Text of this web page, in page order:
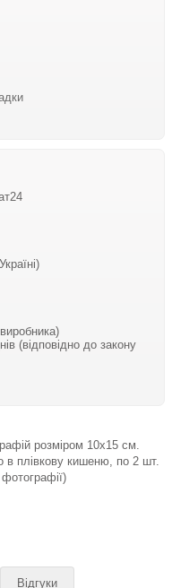
(відповідно до закону
розміром 10х15 см.
в плівкову кишеню, по 2 шт.
Відгуки